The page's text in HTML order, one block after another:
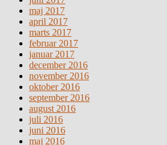
maj 2017
april 2017
marts 2017
februar 2017
januar 2017
december 2016
november 2016
oktober 2016
september 2016
august 2016
juli 2016
juni 2016
maj 2016